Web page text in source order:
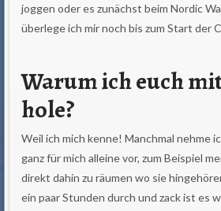
joggen oder es zunächst beim Nordic
überlege ich mir noch bis zum Start der
Warum ich euch
hole?
Weil ich mich kenne! Manchmal nehme
ganz für mich alleine vor, zum Beispiel
direkt dahin zu räumen wo sie
ein paar Stunden durch und zack ist es